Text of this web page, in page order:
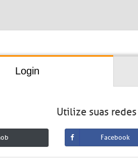
Login
Utilize suas
Facebook